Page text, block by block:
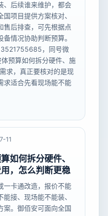
、后续谁来维护，都会
项目提供方案核对、
售后排查，可先根据点
情况协助判断预算。
，同号微
预算如何拆分硬件、施
求，真正要核对的是现
求适合先看现场能不能
11
如何拆分硬件、
，怎么判断更稳
一卡通改造，报价不能
接、现场能不能装、
案。御佰安可面向全国